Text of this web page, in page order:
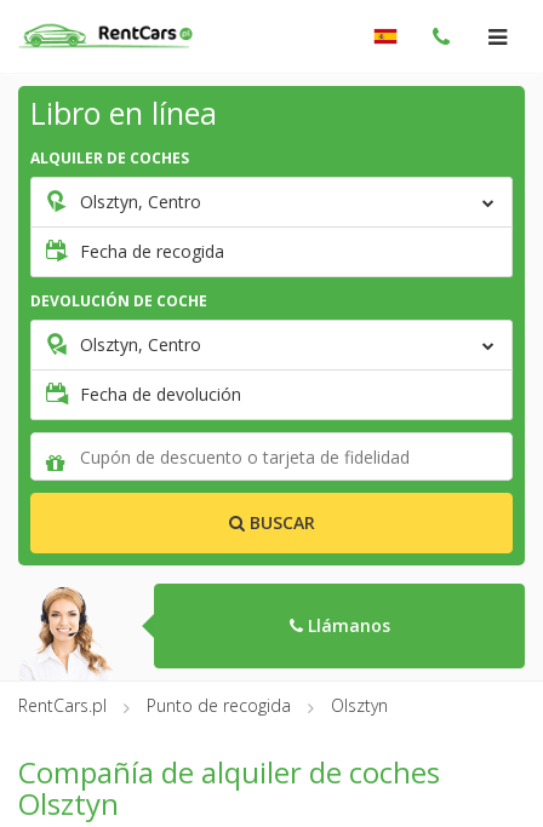
Libro en línea
ALQUILER DE COCHES
Olsztyn, Centro
Fecha de recogida
DEVOLUCIÓN DE COCHE
Olsztyn, Centro
Fecha de devolución
BUSCAR
Llámanos
RentCars.pl Punto de recogida Olsztyn
Compañía de alquiler de coches
Olsztyn